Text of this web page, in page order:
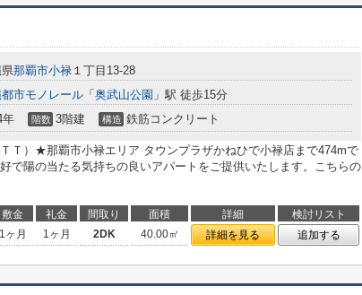
那覇市小禄 １丁目13-28
市モノレール 「 奥武山公園 」駅 徒歩15分
年 階数 3階建 構造 鉄筋コンクリート
Ｔ）★那覇市小禄エリア タウンプラザかねひで小禄店まで474mで
で陽の当たる気持ちの良いアパートをご提供いたします。こちらの
敷金 礼金 間取り 面積 詳細
検討リスト
1ヶ月 1ヶ月 2DK 40.00㎡ 詳細を見る 追加する